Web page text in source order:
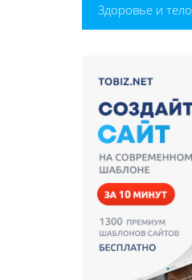
Здоровье и тело